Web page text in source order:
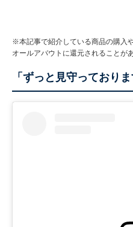
※本記事で紹介している商品の購入
オールアバウトに還元されることが
「ずっと見守っておりま